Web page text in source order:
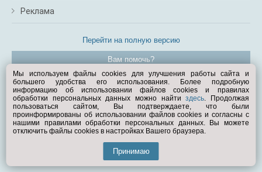
Реклама
Перейти на полную версию
Вам помочь?
© Exist.ru 1998—2026
Мы используем файлы cookies для улучшения работы сайта и
большего удобства его использования. Более подробную
информацию об использовании файлов cookies и правилах
обработки персональных данных можно найтиздесь. Продолжая
пользоваться сайтом, Вы подтверждаете, что были
проинформированы об использовании файлов cookies и согласны с
нашими правилами обработки персональных данных. Вы можете
отключить файлы cookies в настройках Вашего браузера.
Принимаю